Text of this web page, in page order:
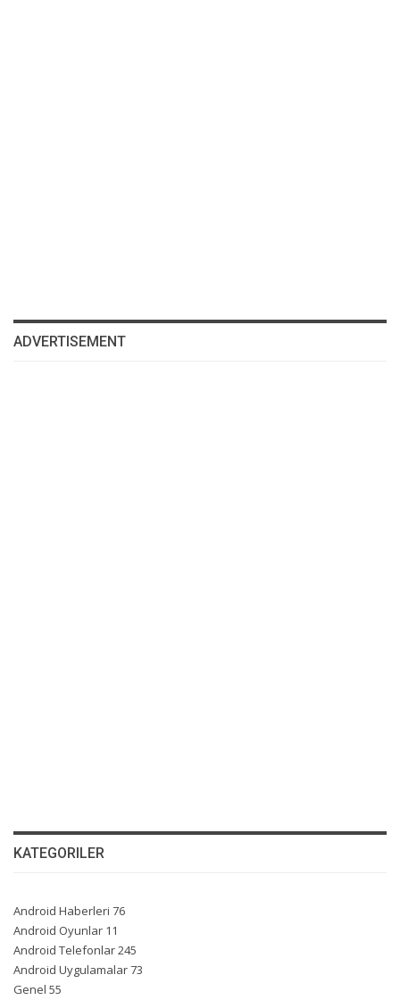
ADVERTISEMENT
KATEGORILER
Android Haberleri 76
Android Oyunlar 11
Android Telefonlar245
Android Uygulamalar73
Genel 55